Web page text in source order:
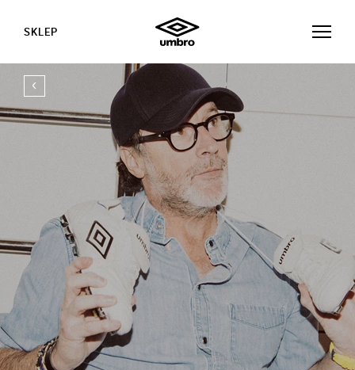
SKLEP